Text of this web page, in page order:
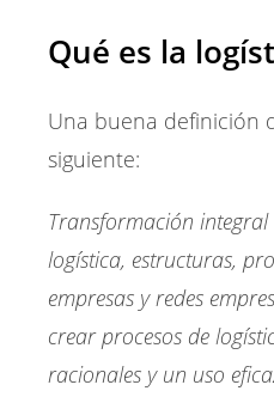
Qué es la
Una buena definición
siguiente:
Transformación integral
logística, estructuras,
empresas y redes
crear procesos de
racionales y un uso